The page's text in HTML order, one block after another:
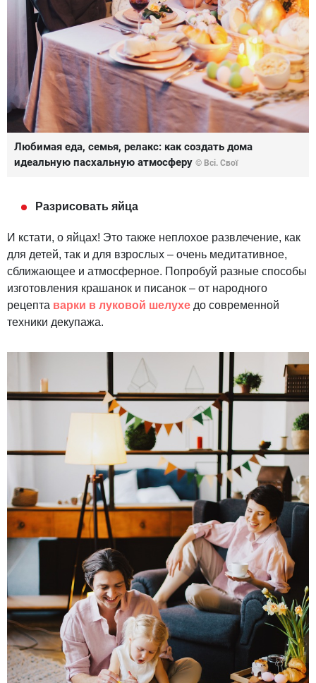
Любимая еда, семья, релакс: как создать дома
идеальную пасхальную атмосферу © Всі. Свої
Разрисовать яйца
И кстати, о яйцах! Это также неплохое развлечение, как
для детей, так и для взрослых – очень медитативное,
сближающее и атмосферное. Попробуй разные способы
изготовления крашанок и писанок – от народного
рецепта варки в луковой шелухе до современной
техники декупажа.